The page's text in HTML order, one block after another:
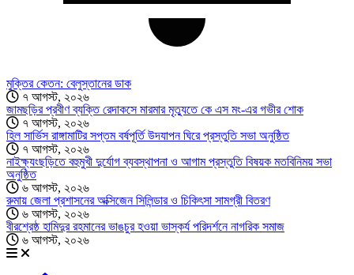
মুক্তির কেতন: বেলুস্তানের ডাক
৭ আগস্ট, ২০২৬
জামছড়ির প্রবীণ ব্যক্তি রেদাকসে মারমার মৃত্যুতে কে এস মং-এর গভীর শোক
৭ আগস্ট, ২০২৬
হিল সার্ভিস রাঙ্গামাটির সপ্তম বর্ষপূর্তি উদযাপন ঘিরে প্রস্তুতি সভা অনুষ্ঠিত
৭ আগস্ট, ২০২৬
নাইক্ষ্যংছড়িতে বহুমুখী দুর্যোগ ব্যবস্থাপনা ও আগাম প্রস্তুতি বিষয়ক মতবিনিময় সভা
অনুষ্ঠিত
৬ আগস্ট, ২০২৬
রুমায় জেলা প্রশাসনের অক্সিজেন সিলিন্ডার ও চিকিৎসা সামগ্রী বিতরণ
৬ আগস্ট, ২০২৬
বীরশ্রেষ্ঠ হামিদুর রহমানের ভাঙচুর হওয়া ভাস্কর্য পরিদর্শনে নাগরিক সমাজ
৬ আগস্ট, ২০২৬